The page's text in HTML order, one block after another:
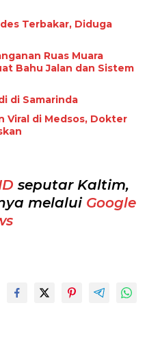
Terbakar, Diduga
Ruas Muara
Bahu Jalan dan Sistem
di Samarinda
Viral di Medsos, Dokter
seputar Kaltim,
melalui Google